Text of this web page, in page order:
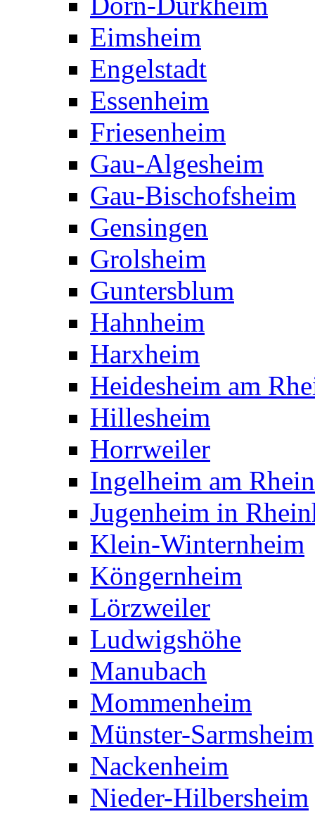
Eimsheim
Engelstadt
Essenheim
Friesenheim
Gau-Algesheim
Gau-Bischofsheim
Gensingen
Grolsheim
Guntersblum
Hahnheim
Harxheim
Heidesheim am
Hillesheim
Horrweiler
Ingelheim am Rhein
Jugenheim in
Klein-Winternheim
Köngernheim
Lörzweiler
Ludwigshöhe
Manubach
Mommenheim
Münster-Sarmsheim
Nackenheim
Nieder-Hilbersheim